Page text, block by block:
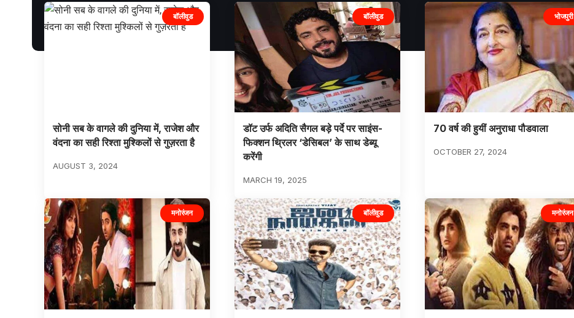
बॉलीवुड
सोनी सब के वागले की दुनिया में, राजेश और
वंदना का सही रिश्ता मुश्किलों से गुज़रता है
AUGUST 3, 2024
बॉलीवुड
डॉट उर्फ अदिति सैगल बड़े पर्दे पर साइंस-
फिक्शन थ्रिलर ‘डेसिबल’ के साथ डेब्यू
करेंगी
MARCH 19, 2025
भोजपुरी
70 वर्ष की हुयीं अनुराधा पौडवाला
OCTOBER 27, 2024
मनोरंजन बॉलीवुड मनोरंजन